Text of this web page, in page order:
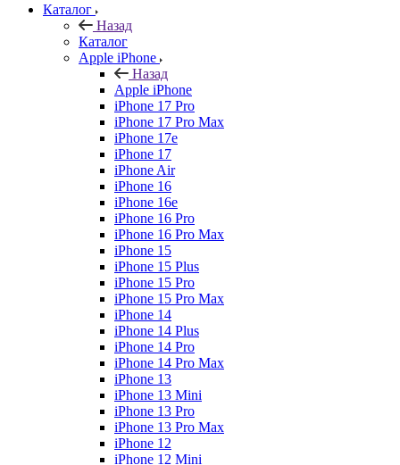
Каталог
Назад
Каталог
Apple iPhone
Назад
Apple iPhone
iPhone 17 Pro
iPhone 17 Pro Max
iPhone 17e
iPhone 17
iPhone Air
iPhone 16
iPhone 16e
iPhone 16 Pro
iPhone 16 Pro Max
iPhone 15
iPhone 15 Plus
iPhone 15 Pro
iPhone 15 Pro Max
iPhone 14
iPhone 14 Plus
iPhone 14 Pro
iPhone 14 Pro Max
iPhone 13
iPhone 13 Mini
iPhone 13 Pro
iPhone 13 Pro Max
iPhone 12
iPhone 12 Mini